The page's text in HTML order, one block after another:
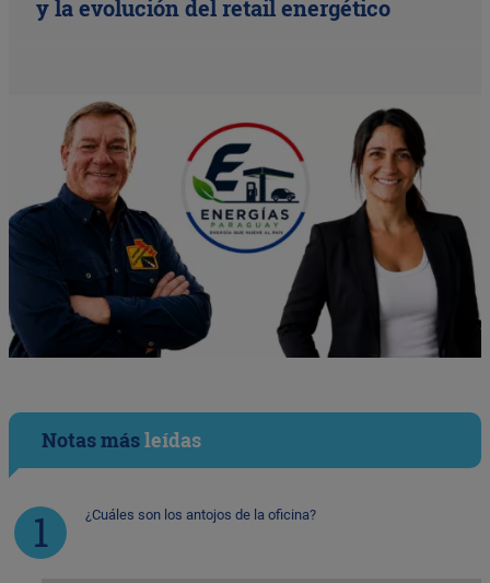
y la evolución del retail energético
Notas másleídas
¿Cuáles son los antojos de la oficina?